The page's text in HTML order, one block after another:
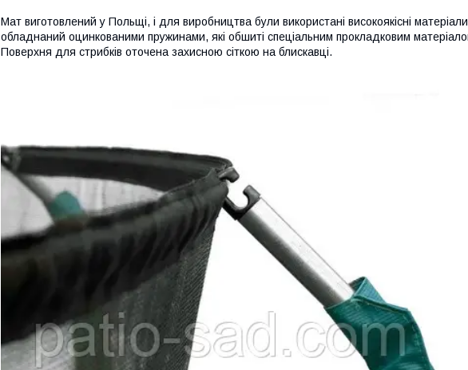
Мат виготовлений у Польщі, і для виробництва були використані високоякісні
обладнаний оцинкованими пружинами, які обшиті спеціальним прокладковим
Поверхня для стрибків оточена захисною сіткою на блискавці.